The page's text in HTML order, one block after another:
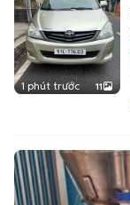
1 phút trước 11